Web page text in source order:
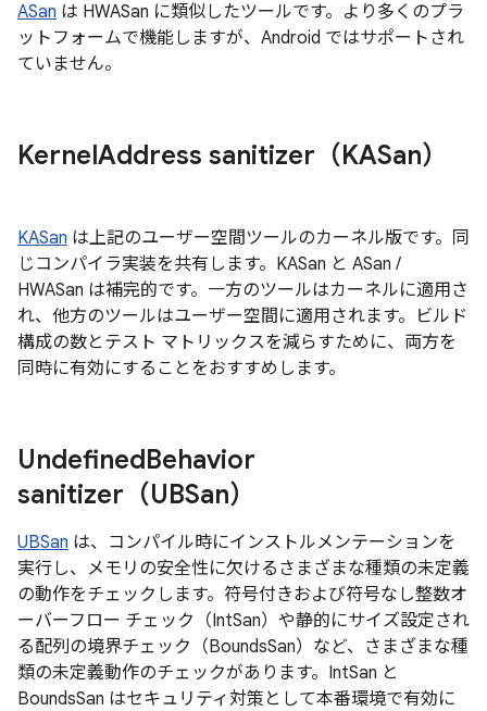
ASan は HWASan に類似したツールです。より多くのプラ
ットフォームで機能しますが、Android ではサポートされ
ていません。
KernelAddress sanitizer（KASan）
KASan は上記のユーザー空間ツールのカーネル版です。同
じコンパイラ実装を共有します。KASan と ASan /
HWASan は補完的です。一方のツールはカーネルに適用さ
れ、他方のツールはユーザー空間に適用されます。ビルド
構成の数とテスト マトリックスを減らすために、両方を
同時に有効にすることをおすすめします。
UndefinedBehavior
sanitizer（UBSan）
UBSan は、コンパイル時にインストルメンテーションを
実行し、メモリの安全性に欠けるさまざまな種類の未定義
の動作をチェックします。符号付きおよび符号なし整数オ
ーバーフロー チェック（IntSan）や静的にサイズ設定され
る配列の境界チェック（BoundsSan）など、さまざまな種
類の未定義動作のチェックがあります。IntSan と
BoundsSan はセキュリティ対策として本番環境で有効に